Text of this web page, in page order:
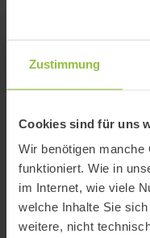
Zustimmung
Cookies sind für uns
Wir benötigen
funktioniert. Wie in
im Internet, wie viele
welche Inhalte Sie
weitere, nicht